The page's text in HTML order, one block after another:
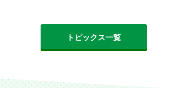
トピックス一覧